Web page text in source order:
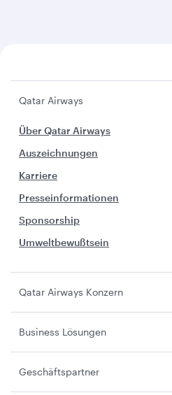
Qatar Airways
Über Qatar Airways
Auszeichnungen
Karriere
Presseinformationen
Sponsorship
Umweltbewußtsein
Qatar Airways Konzern
Business Lösungen
Geschäftspartner